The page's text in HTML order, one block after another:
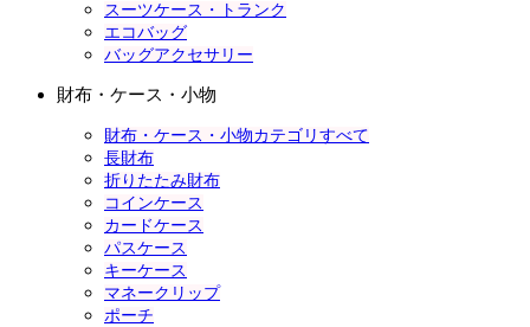
スーツケース・トランク
エコバッグ
バッグアクセサリー
財布・ケース・小物
財布・ケース・小物カテゴリすべて
長財布
折りたたみ財布
コインケース
カードケース
パスケース
キーケース
マネークリップ
ポーチ